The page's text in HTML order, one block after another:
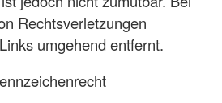
Rechtsverletzungen
umgehend entfernt.